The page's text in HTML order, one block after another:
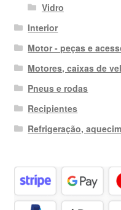
Vidro
Interior
Motor - peças e
Motores, caixas de
Pneus e rodas
Recipientes
Refrigeração,